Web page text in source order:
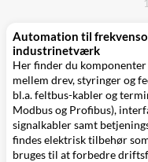
Automation til
industrinetværk
Her finder du
mellem drev, styringer og
bl.a. feltbus-kabler og
Modbus og Profibus),
signalkabler samt
findes elektrisk tilbehør
bruges til at forbedre